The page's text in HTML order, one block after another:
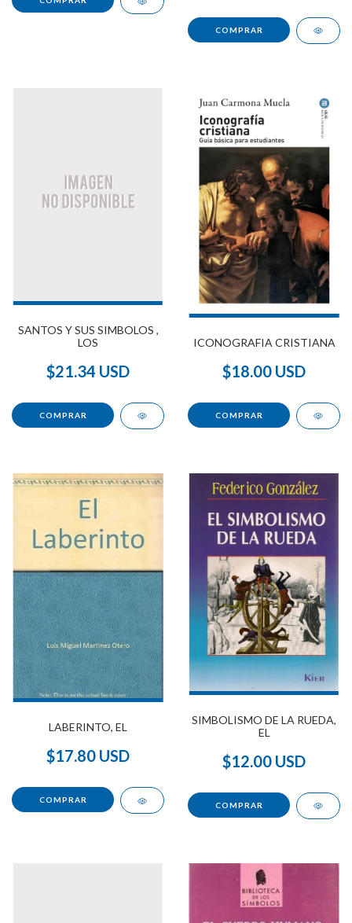
SANTOS Y SUS SIMBOLOS ,
LOS
$21.34 USD
ICONOGRAFIA CRISTIANA
$18.00 USD
LABERINTO, EL
$17.80 USD
SIMBOLISMO DE LA RUEDA,
EL
$12.00 USD